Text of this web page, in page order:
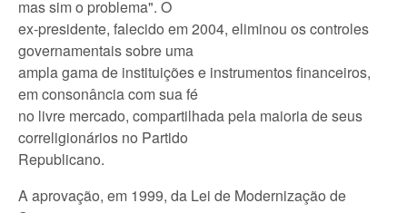
mas sim o problema". O
ex-presidente, falecido em 2004, eliminou os controles
governamentais sobre uma
ampla gama de instituições e instrumentos financeiros,
em consonância com sua fé
no livre mercado, compartilhada pela maioria de seus
correligionários no Partido
Republicano.
A aprovação, em 1999, da Lei de Modernização de